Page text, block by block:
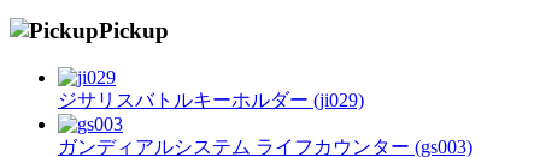
Pickup
ジサリスバトルキーホルダー (ji029)
ガンディアルシステム ライフカウンター (gs003)